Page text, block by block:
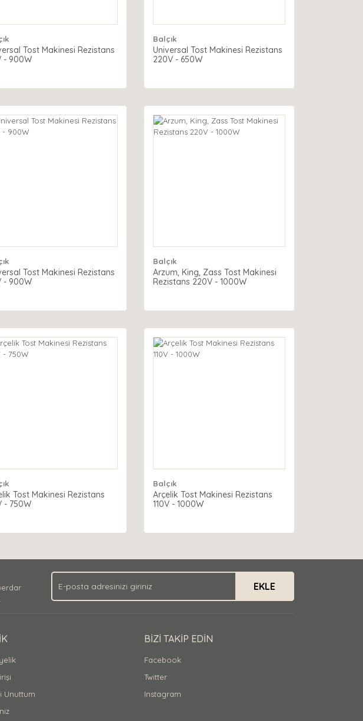
Tost Makinesi Rezistans
- 900W
Balçık
Universal Tost Makinesi Rezistans
220V - 650W
Tost Makinesi Rezistans
- 900W
Balçık
Arzum, King, Zass Tost Makinesi
Rezistans 220V - 1000W
Tost Makinesi Rezistans
- 750W
Balçık
Arçelik Tost Makinesi Rezistans
110V - 1000W
EKLE
Unuttum
BİZİ TAKİP EDİN
Facebook
Twitter
Instagram